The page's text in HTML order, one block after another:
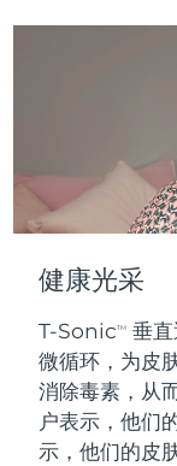
健康光采
T-SonicTM
垂
微循环，为皮
消除毒素，从
户表示，他们
示，他们的皮
台灣
泰國
土耳其
阿拉伯聯合大
英國